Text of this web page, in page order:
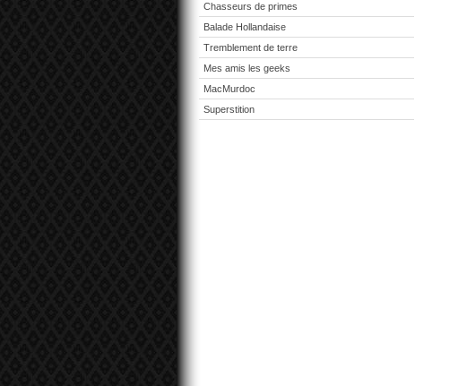
Chasseurs de primes
Balade Hollandaise
Tremblement de terre
Mes amis les geeks
MacMurdoc
Superstition